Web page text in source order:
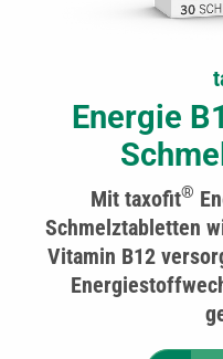
Energie
Mit taxofit®
Schmelztabletten
Vitamin B12